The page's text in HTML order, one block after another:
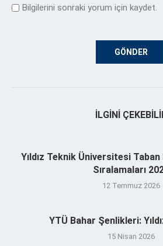
Bilgilerini sonraki yorum için kaydet.
İLGINI
Yıldız Teknik Üniversitesi Taban
Sıralamaları
12 Temmuz 2026
YTÜ Bahar Şenlikleri:
15 Nisan 2026